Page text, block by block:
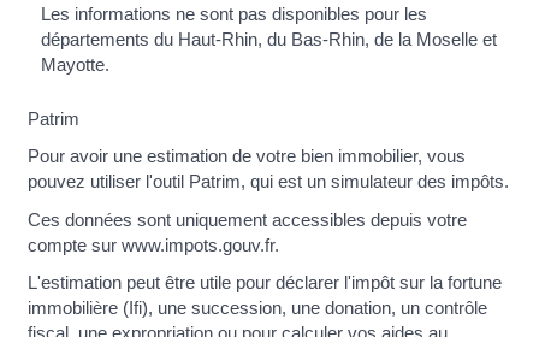
Les informations ne sont pas disponibles pour les
départements du Haut-Rhin, du Bas-Rhin, de la Moselle et
Mayotte.
Patrim
Pour avoir une estimation de votre bien immobilier, vous
pouvez utiliser l'outil Patrim, qui est un simulateur des impôts.
Ces données sont uniquement accessibles depuis votre
compte sur www.impots.gouv.fr.
L'estimation peut être utile pour déclarer l'impôt sur la fortune
immobilière (Ifi), une succession, une donation, un contrôle
fiscal, une expropriation ou pour calculer vos aides au